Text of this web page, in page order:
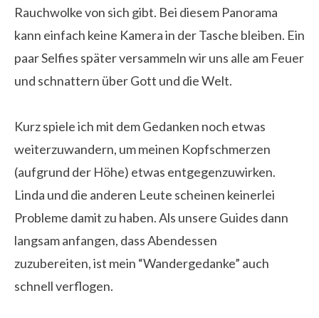
Rauchwolke von sich gibt. Bei diesem Panorama
kann einfach keine Kamera in der Tasche bleiben. Ein
paar Selfies später versammeln wir uns alle am Feuer
und schnattern über Gott und die Welt.
Kurz spiele ich mit dem Gedanken noch etwas
weiterzuwandern, um meinen Kopfschmerzen
(aufgrund der Höhe) etwas entgegenzuwirken.
Linda und die anderen Leute scheinen keinerlei
Probleme damit zu haben. Als unsere Guides dann
langsam anfangen, dass Abendessen
zuzubereiten,ist mein “Wandergedanke” auch
schnell verflogen.